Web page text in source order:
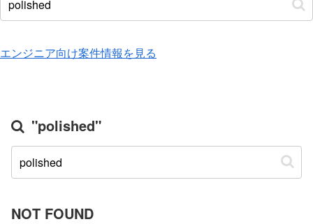
エンジニア向け案件情報を見る
"polished"
NOT FOUND